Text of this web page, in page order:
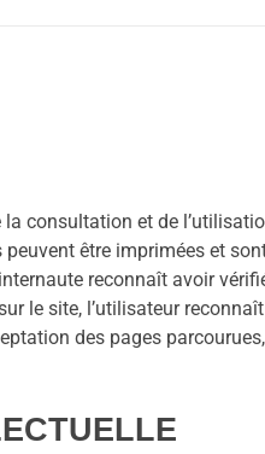
consultation et de
être imprimées et
reconnaît avoir
le site, l’utilisateur
des pages